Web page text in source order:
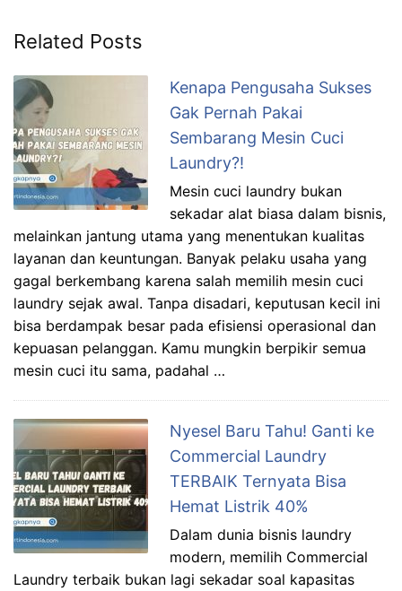
Related Posts
Kenapa Pengusaha Sukses
Gak Pernah Pakai
Sembarang Mesin Cuci
Laundry?!
Mesin cuci laundry bukan
sekadar alat biasa dalam bisnis,
melainkan jantung utama yang menentukan kualitas
layanan dan keuntungan. Banyak pelaku usaha yang
gagal berkembang karena salah memilih mesin cuci
laundry sejak awal. Tanpa disadari, keputusan kecil ini
bisa berdampak besar pada efisiensi operasional dan
kepuasan pelanggan. Kamu mungkin berpikir semua
mesin cuci itu sama, padahal …
Nyesel Baru Tahu! Ganti ke
Commercial Laundry
TERBAIK Ternyata Bisa
Hemat Listrik 40%
Dalam dunia bisnis laundry
modern, memilih Commercial
Laundry terbaik bukan lagi sekadar soal kapasitas